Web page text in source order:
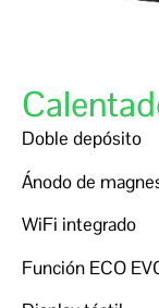
Doble depósito
Ánodo de
WiFi integrado
Función ECO